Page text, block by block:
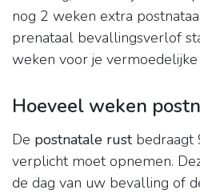
nog 2 weken extra
prenataal bevallingsverlof
weken voor je
Hoeveel weken
De postnatale rustbedraagt
verplicht moet opnemen.
de dag van uw bevalling of